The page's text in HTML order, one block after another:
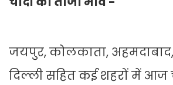
जयपुर, कोलकाता,
दिल्ली सहित कई शहरों में आज